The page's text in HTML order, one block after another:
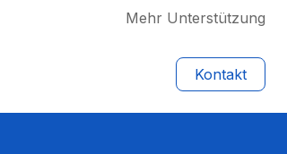
Mehr Unterstützung
Kontakt